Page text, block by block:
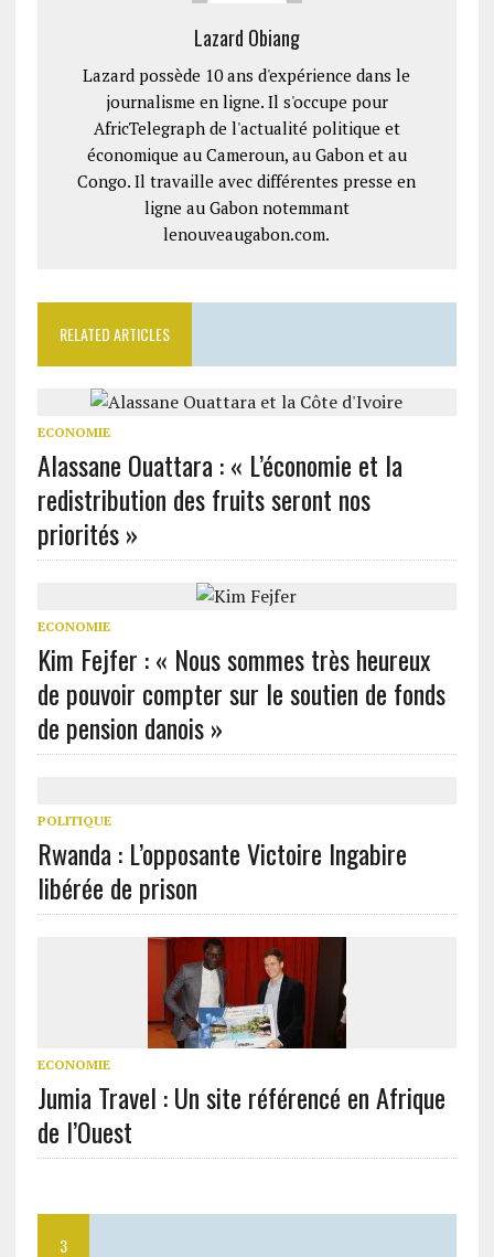
Lazard Obiang
Lazard possède 10 ans d'expérience dans le
journalisme en ligne. Il s'occupe pour
AfricTelegraph de l'actualité politique et
économique au Cameroun, au Gabon et au
Congo. Il travaille avec différentes presse en
ligne au Gabon notemmant
lenouveaugabon.com.
RELATED ARTICLES
ECONOMIE
Alassane Ouattara : « L’économie et la
redistribution des fruits seront nos
priorités »
ECONOMIE
Kim Fejfer : « Nous sommes très heureux
de pouvoir compter sur le soutien de fonds
de pension danois »
POLITIQUE
Rwanda : L’opposante Victoire Ingabire
libérée de prison
ECONOMIE
Jumia Travel : Un site référencé en Afrique
de l’Ouest
3